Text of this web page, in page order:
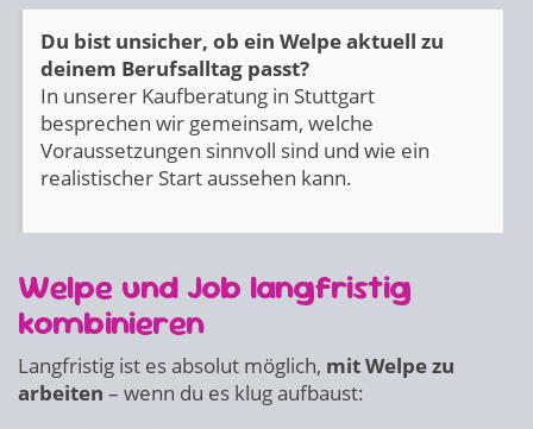
Du bist unsicher, ob ein Welpe aktuell zu
deinem Berufsalltag passt?
In unserer Kaufberatung in Stuttgart
besprechen wir gemeinsam, welche
Voraussetzungen sinnvoll sind und wie ein
realistischer Start aussehen kann.
Welpe und Job langfristig
kombinieren
Langfristig ist es absolut möglich, mit Welpe zu
arbeiten – wenn du es klug aufbaust: